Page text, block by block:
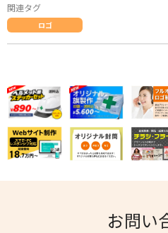
関連タグ
ロゴ
お問い